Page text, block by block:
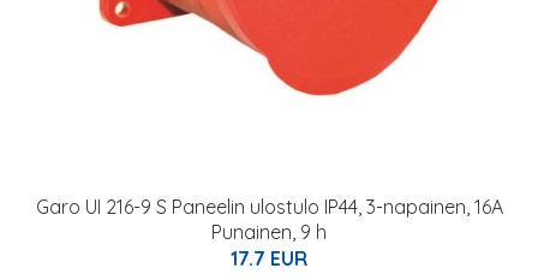
Garo UI 216-9 S Paneelin ulostulo IP44, 3-napainen, 16A
Punainen, 9 h
17.7 EUR